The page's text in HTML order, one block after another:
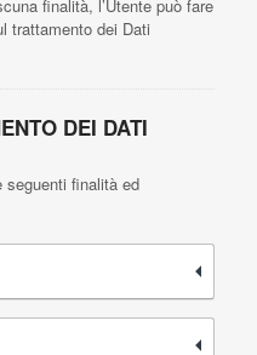
finalità, l’Utente può fare
trattamento dei Dati
DEI DATI
seguenti finalità ed